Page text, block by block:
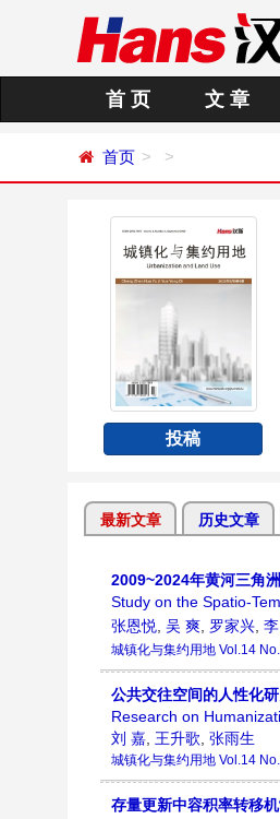
首 页 文 章
首页
投稿
最新文章 历史文章
2009~2024年黄河三角
Study on the Spatio-
张恩悦, 吴 爽, 罗家兴,
城镇化与集约用地 Vol.14
公共交往空间的人性化
Research on
刘 嘉, 王升歌, 张雨生
城镇化与集约用地 Vol.14
存量更新中容积率转移